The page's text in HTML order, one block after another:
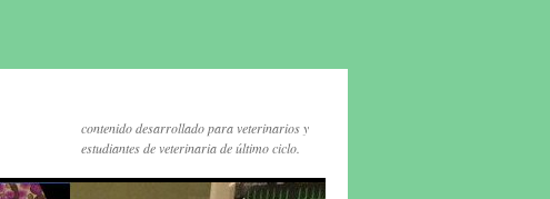
contenido desarrollado para veterinarios y
estudiantes de veterinaria de último ciclo.